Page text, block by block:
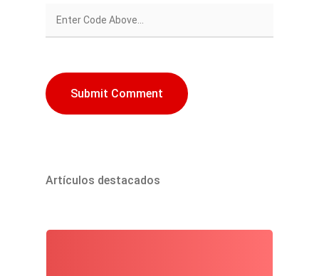
Artículos destacados